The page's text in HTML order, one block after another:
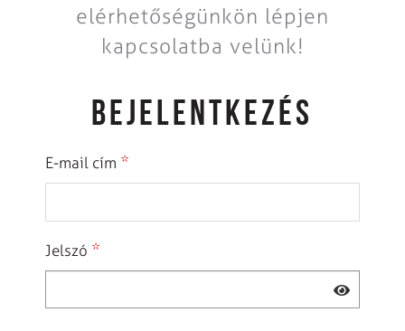
elérhetőségünkön lépjen
kapcsolatba velünk!
BEJELENTKEZÉS
E-mail cím *
Jelszó *